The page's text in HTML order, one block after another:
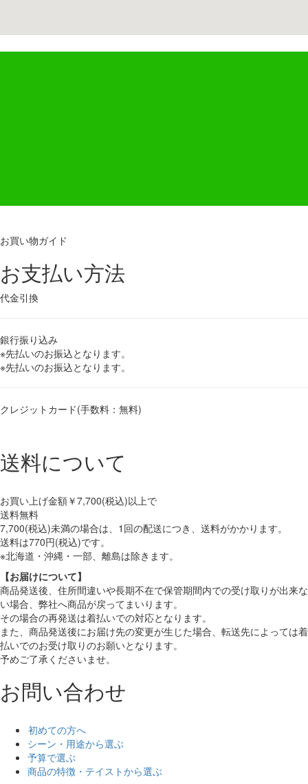
お買い物ガイド
お支払い方法
代金引換
銀行振り込み
※先払いのお振込となります。
※先払いのお振込となります。
クレジットカード(手数料：無料)
送料について
お買い上げ金額￥7,700(税込)以上で
送料無料
7,700(税込)未満の場合は、1回の配送につき、送料がかかります。
送料は770円(税込)です。
※北海道・沖縄・一部、離島は除きます。
【お届けについて】
商品発送後、住所間違いや長期不在で保管期間内での受け取りが出来な
い場合、弊社へ商品が戻ってまいります。
その場合の再発送は着払いでの対応となります。
また、商品発送後にお届け先の変更が生じた場合、転送先によっては着
払いでのお受け取りのお願いとなります。
予めご了承くださいませ。
お問い合わせ
初めての方へ
シーン・用途から選ぶ
予算で選ぶ
商品の特徴・テイストから選ぶ